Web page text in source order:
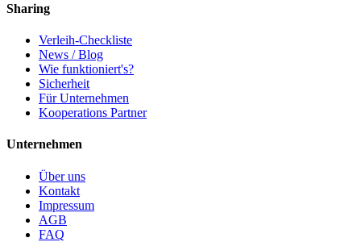
Sharing
Verleih-Checkliste
News / Blog
Wie funktioniert's?
Sicherheit
Für Unternehmen
Kooperations Partner
Unternehmen
Über uns
Kontakt
Impressum
AGB
FAQ